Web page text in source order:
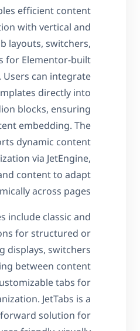
efficient content
with vertical and
layouts, switchers,
for Elementor-built
can integrate
directly into
blocks, ensuring
embedding. The
dynamic content
via JetEngine,
content to adapt
across pages.
include classic and
for structured or
displays, switchers
between content
tabs for
JetTabs is a
solution for